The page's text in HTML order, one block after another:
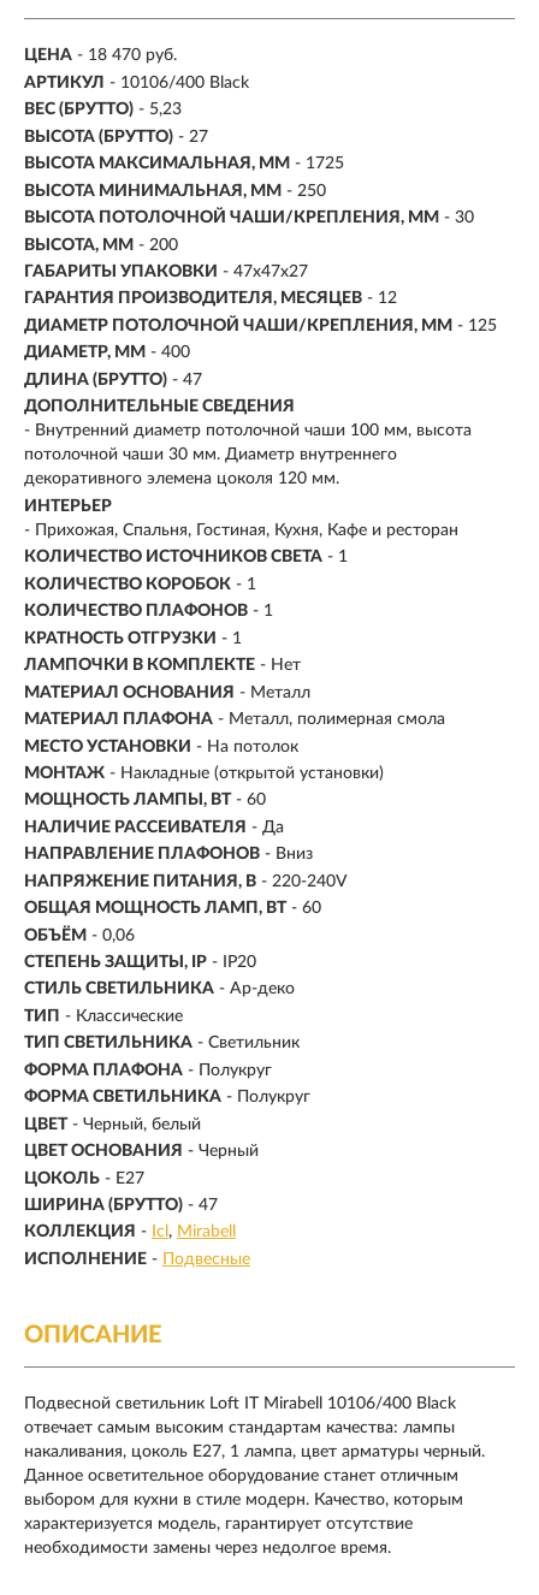
ЦЕНА - 18 470 руб.
АРТИКУЛ - 10106/400 Black
ВЕС (БРУТТО) - 5,23
ВЫСОТА (БРУТТО) - 27
ВЫСОТА МАКСИМАЛЬНАЯ, ММ - 1725
ВЫСОТА МИНИМАЛЬНАЯ, ММ - 250
ВЫСОТА ПОТОЛОЧНОЙ ЧАШИ/КРЕПЛЕНИЯ, ММ - 30
ВЫСОТА, ММ - 200
ГАБАРИТЫ УПАКОВКИ - 47x47x27
ГАРАНТИЯ ПРОИЗВОДИТЕЛЯ, МЕСЯЦЕВ - 12
ДИАМЕТР ПОТОЛОЧНОЙ ЧАШИ/КРЕПЛЕНИЯ, ММ - 125
ДИАМЕТР, ММ - 400
ДЛИНА (БРУТТО) - 47
ДОПОЛНИТЕЛЬНЫЕ СВЕДЕНИЯ
- Внутренний диаметр потолочной чаши 100 мм, высота
потолочной чаши 30 мм. Диаметр внутреннего
декоративного элемена цоколя 120 мм.
ИНТЕРЬЕР
- Прихожая, Спальня, Гостиная, Кухня, Кафе и ресторан
КОЛИЧЕСТВО ИСТОЧНИКОВ СВЕТА - 1
КОЛИЧЕСТВО КОРОБОК - 1
КОЛИЧЕСТВО ПЛАФОНОВ - 1
КРАТНОСТЬ ОТГРУЗКИ - 1
ЛАМПОЧКИ В КОМПЛЕКТЕ - Нет
МАТЕРИАЛ ОСНОВАНИЯ - Металл
МАТЕРИАЛ ПЛАФОНА - Металл, полимерная смола
МЕСТО УСТАНОВКИ - На потолок
МОНТАЖ - Накладные (открытой установки)
МОЩНОСТЬ ЛАМПЫ, ВТ - 60
НАЛИЧИЕ РАССЕИВАТЕЛЯ - Да
НАПРАВЛЕНИЕ ПЛАФОНОВ - Вниз
НАПРЯЖЕНИЕ ПИТАНИЯ, В - 220-240V
ОБЩАЯ МОЩНОСТЬ ЛАМП, ВТ - 60
ОБЪЁМ - 0,06
СТЕПЕНЬ ЗАЩИТЫ, IP - IP20
СТИЛЬ СВЕТИЛЬНИКА - Ар-деко
ТИП - Классические
ТИП СВЕТИЛЬНИКА - Светильник
ФОРМА ПЛАФОНА - Полукруг
ФОРМА СВЕТИЛЬНИКА - Полукруг
ЦВЕТ - Черный, белый
ЦВЕТ ОСНОВАНИЯ - Черный
ЦОКОЛЬ - E27
ШИРИНА (БРУТТО) - 47
КОЛЛЕКЦИЯ - Icl
Mirabell
ИСПОЛНЕНИЕ - Подвесные
ОПИСАНИЕ
Подвесной светильник Loft IT Mirabell 10106/400 Black
отвечает самым высоким стандартам качества: лампы
накаливания, цоколь E27, 1 лампа, цвет арматуры черный.
Данное осветительное оборудование станет отличным
выбором для кухни в стиле модерн. Качество, которым
характеризуется модель, гарантирует отсутствие
необходимости замены через недолгое время.